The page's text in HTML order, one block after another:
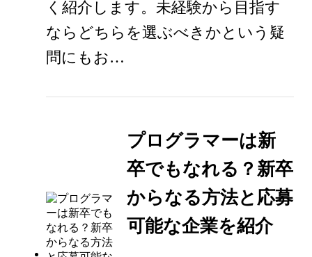
く紹介します。未経験から目指す
ならどちらを選ぶべきかという疑
問にもお…
プログラマーは新
卒でもなれる？新卒
からなる方法と応募
可能な企業を紹介